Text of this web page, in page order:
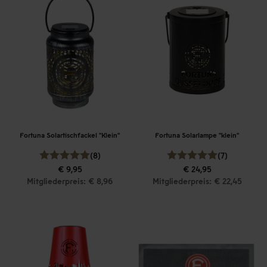
Fortuna Solartischfackel "Klein"
(8)
€ 9,95
Mitgliederpreis: € 8,96
Fortuna Solarlampe "klein"
(7)
€ 24,95
Mitgliederpreis: € 22,45